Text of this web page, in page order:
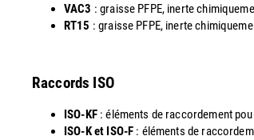
VAC3 : graisse PFPE, inerte
RT15 : graisse PFPE, inerte
Raccords ISO
ISO-KF: éléments de raccordement
ISO-K et ISO-F : éléments de